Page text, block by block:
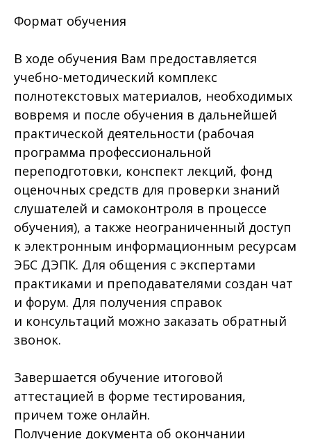
Формат обучения
В ходе обучения Вам предоставляется
учебно-методический комплекс
полнотекстовых материалов, необходимых
вовремя и после обучения в дальнейшей
практической деятельности (рабочая
программа профессиональной
переподготовки, конспект лекций, фонд
оценочных средств для проверки знаний
слушателей и самоконтроля в процессе
обучения), а также неограниченный доступ
к электронным информационным ресурсам
ЭБС ДЭПК. Для общения с экспертами
практиками и преподавателями создан чат
и форум. Для получения справок
и консультаций можно заказать обратный
звонок.
Завершается обучение итоговой
аттестацией в форме тестирования,
причем тоже онлайн.
Получение документа об окончании